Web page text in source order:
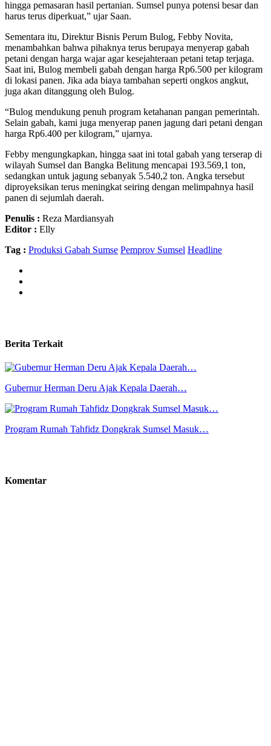
hingga pemasaran hasil pertanian. Sumsel punya potensi besar dan
harus terus diperkuat,” ujar Saan.
Sementara itu, Direktur Bisnis Perum Bulog, Febby Novita,
menambahkan bahwa pihaknya terus berupaya menyerap gabah
petani dengan harga wajar agar kesejahteraan petani tetap terjaga.
Saat ini, Bulog membeli gabah dengan harga Rp6.500 per kilogram
di lokasi panen. Jika ada biaya tambahan seperti ongkos angkut,
juga akan ditanggung oleh Bulog.
“Bulog mendukung penuh program ketahanan pangan pemerintah.
Selain gabah, kami juga menyerap panen jagung dari petani dengan
harga Rp6.400 per kilogram,” ujarnya.
Febby mengungkapkan, hingga saat ini total gabah yang terserap di
wilayah Sumsel dan Bangka Belitung mencapai 193.569,1 ton,
sedangkan untuk jagung sebanyak 5.540,2 ton. Angka tersebut
diproyeksikan terus meningkat seiring dengan melimpahnya hasil
panen di sejumlah daerah.
Penulis : Reza Mardiansyah
Editor : Elly
Tag : Produksi Gabah Sumse Pemprov Sumsel Headline
Berita Terkait
Gubernur Herman Deru Ajak Kepala Daerah…
Program Rumah Tahfidz Dongkrak Sumsel Masuk…
Komentar